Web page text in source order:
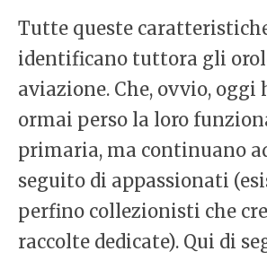
Tutte queste
identificano tuttora gli
aviazione. Che, ovvio, oggi
ormai perso la loro
primaria, ma continuano
seguito di appassionati
perfino collezionisti che
raccolte dedicate). Qui di